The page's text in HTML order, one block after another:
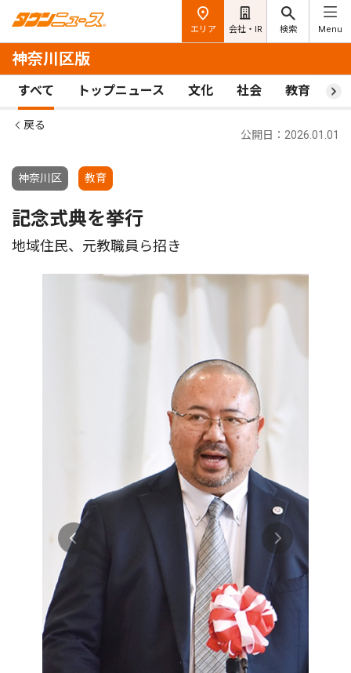
エリア 会社・IR 検索 Menu
神奈川区版
すべて トップニュース 文化 社会 教育 ス
戻る
神奈川区 教育
公開日：2026.01.01
記念式典を挙行
地域住民、元教職員ら招き